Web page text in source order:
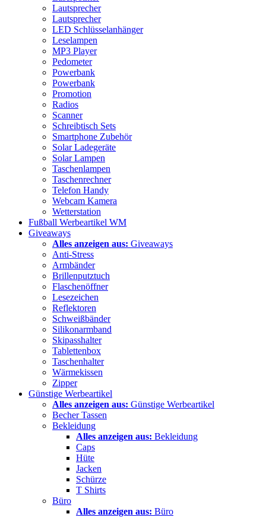
Lautsprecher
Lautsprecher
LED Schlüsselanhänger
Leselampen
MP3 Player
Pedometer
Powerbank
Powerbank
Promotion
Radios
Scanner
Schreibtisch Sets
Smartphone Zubehör
Solar Ladegeräte
Solar Lampen
Taschenlampen
Taschenrechner
Telefon Handy
Webcam Kamera
Wetterstation
Fußball Werbeartikel WM
Giveaways
Alles anzeigen aus: Giveaways
Anti-Stress
Armbänder
Brillenputztuch
Flaschenöffner
Lesezeichen
Reflektoren
Schweißbänder
Silikonarmband
Skipasshalter
Tablettenbox
Taschenhalter
Wärmekissen
Zipper
Günstige Werbeartikel
Alles anzeigen aus: Günstige Werbeartikel
Becher Tassen
Bekleidung
Alles anzeigen aus: Bekleidung
Caps
Hüte
Jacken
Schürze
T Shirts
Büro
Alles anzeigen aus: Büro